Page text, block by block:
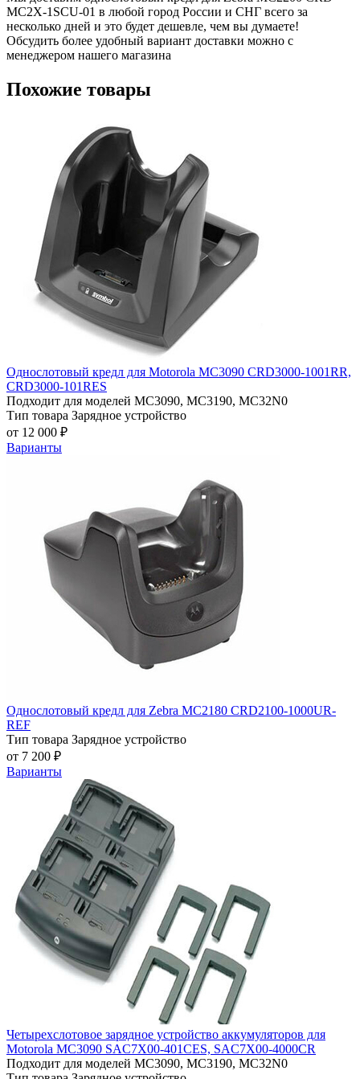
MC2X-1SCU-01 в любой город России и СНГ всего за
несколько дней и это будет дешевле, чем вы думаете!
Обсудить более удобный вариант доставки можно с
менеджером нашего магазина
Похожие товары
Однослотовый кредл для Motorola MC3090 СRD3000-1001RR,
СRD3000-101RES
Подходит для моделей MC3090, MC3190, MC32N0
Тип товара Зарядное устройство
от 12 000 ₽
Варианты
Однослотовый кредл для Zebra MC2180 CRD2100-1000UR-
REF
Тип товара Зарядное устройство
от 7 200 ₽
Варианты
Четырехслотовое зарядное устройство аккумуляторов для
Motorola MC3090 SAC7X00-401CES, SAC7X00-4000CR
Подходит для моделей MC3090, MC3190, MC32N0